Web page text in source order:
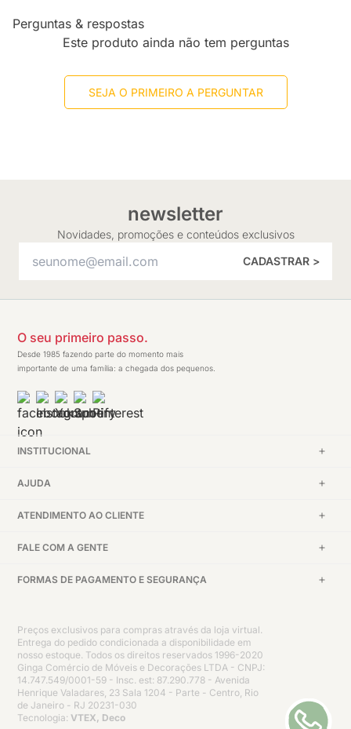
Perguntas & respostas
Este produto ainda não tem perguntas
SEJA O PRIMEIRO A PERGUNTAR
newsletter
Novidades, promoções e conteúdos exclusivos
CADASTRAR >
O seu primeiro passo.
Desde 1985 fazendo parte do momento mais
importante de uma família: a chegada dos pequenos.
INSTITUCIONAL
AJUDA
ATENDIMENTO AO CLIENTE
FALE COM A GENTE
FORMAS DE PAGAMENTO E SEGURANÇA
Preços exclusivos para compras através da loja virtual.
Entrega do pedido condicionada a disponibilidade em
nosso estoque. Todos os direitos reservados 1996-2020
Ginga Comércio de Móveis e Decorações LTDA - CNPJ:
14.747.549/0001-59 - Insc. est: 87.290.778 - Avenida
Henrique Valadares, 23 Sala 1204 - Parte - Centro, Rio
de Janeiro - RJ 20231-030
Tecnologia: VTEX, Deco